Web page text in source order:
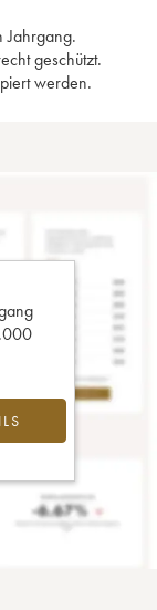
Jahrgang.
geschützt.
werden.